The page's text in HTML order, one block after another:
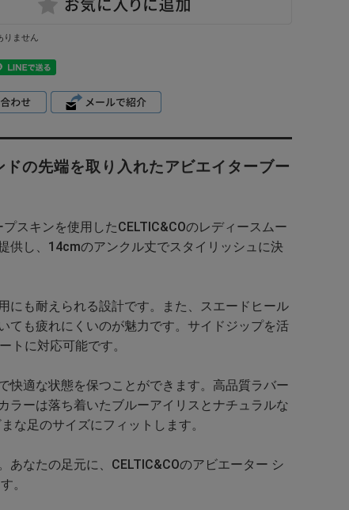
りません
の先端を取り入れたアビエイターブー
スキンを使用したCELTIC&COのレディースムー
供し、14cmのアンクル丈でスタイリッシュに決
にも耐えられる設計です。また、スエードヒール
ても疲れにくいのが魅力です。サイドジップを活
トに対応可能です。
快適な状態を保つことができます。高品質ラバー
ラーは落ち着いたブルーアイリスとナチュラルな
な足のサイズにフィットします。
なたの足元に、CELTIC&COのアビエーター シ
。